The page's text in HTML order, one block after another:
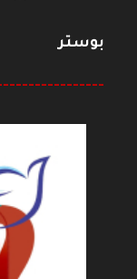
بوستر